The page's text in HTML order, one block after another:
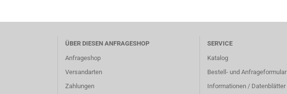
ÜBER DIESEN ANFRAGESHOP
Anfrageshop
Versandarten
Zahlungen
SERVICE
Katalog
Bestell- und Anfrageformular
Informationen / Datenblätter